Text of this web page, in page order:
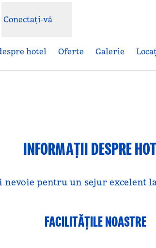
Conectați-vă
hotel Oferte Galerie
INFORMAȚII DESPRE
pentru un sejur excelent
FACILITĂŢILE NOASTRE